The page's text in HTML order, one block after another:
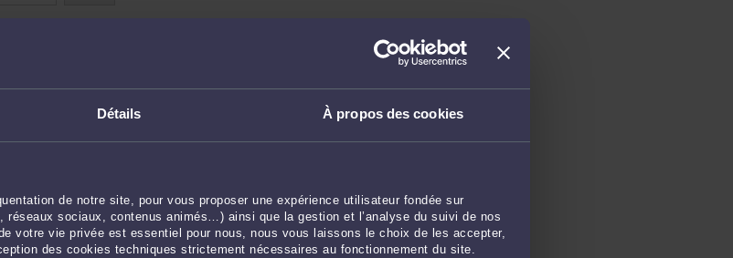
Détails À propos des cookies
de notre site, pour vous proposer une expérience utilisateur fondée sur
réseaux sociaux, contenus animés…) ainsi que la gestion et l’analyse du suivi de nos
votre vie privée est essentiel pour nous, nous vous laissons le choix de les accepter,
des cookies techniques strictement nécessaires au fonctionnement du site.